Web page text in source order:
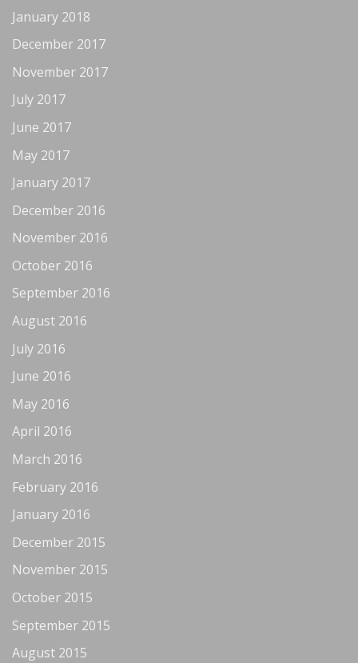
January 2018
December 2017
November 2017
July 2017
June 2017
May 2017
January 2017
December 2016
November 2016
October 2016
September 2016
August 2016
July 2016
June 2016
May 2016
April 2016
March 2016
February 2016
January 2016
December 2015
November 2015
October 2015
September 2015
August 2015